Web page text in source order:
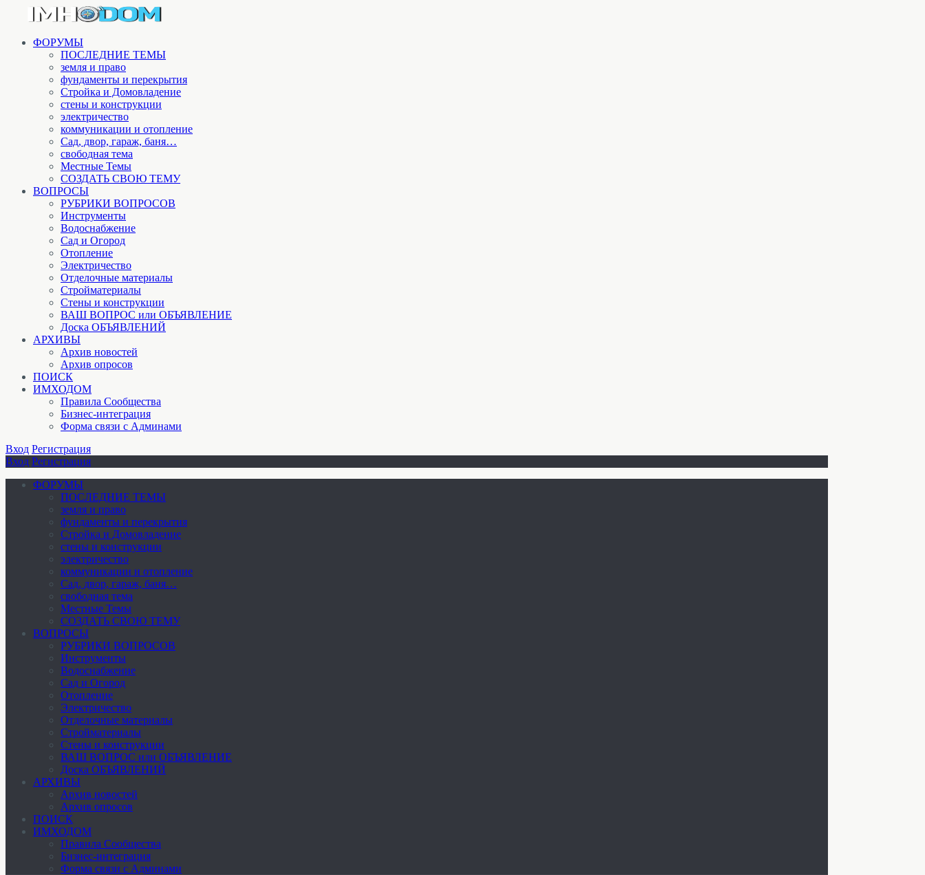
ФОРУМЫ
ПОСЛЕДНИЕ ТЕМЫ
земля и право
фундаменты и перекрытия
Стройка и Домовладение
стены и конструкции
электричество
коммуникации и отопление
Cад, двор, гараж, баня…
свободная тема
Местные Темы
СОЗДАТЬ СВОЮ ТЕМУ
ВОПРОСЫ
РУБРИКИ ВОПРОСОВ
Инструменты
Водоснабжение
Сад и Огород
Отопление
Электричество
Отделочные материалы
Стройматериалы
Стены и конструкции
ВАШ ВОПРОС или ОБЪЯВЛЕНИЕ
Доска ОБЪЯВЛЕНИЙ
АРХИВЫ
Архив новостей
Архив опросов
ПОИСК
ИМХОДОМ
Правила Сообщества
Бизнес-интеграция
Форма связи с Админами
Вход Регистрация
Вход Регистрация
ФОРУМЫ
ПОСЛЕДНИЕ ТЕМЫ
земля и право
фундаменты и перекрытия
Стройка и Домовладение
стены и конструкции
электричество
коммуникации и отопление
Cад, двор, гараж, баня…
свободная тема
Местные Темы
СОЗДАТЬ СВОЮ ТЕМУ
ВОПРОСЫ
РУБРИКИ ВОПРОСОВ
Инструменты
Водоснабжение
Сад и Огород
Отопление
Электричество
Отделочные материалы
Стройматериалы
Стены и конструкции
ВАШ ВОПРОС или ОБЪЯВЛЕНИЕ
Доска ОБЪЯВЛЕНИЙ
АРХИВЫ
Архив новостей
Архив опросов
ПОИСК
ИМХОДОМ
Правила Сообщества
Бизнес-интеграция
Форма связи с Админами